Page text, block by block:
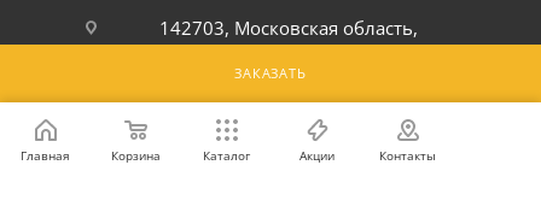
ЗАКАЗАТЬ
142703, Московская область,
Ленинский р-н, г. Видное,
Белокаменное шоссе, 6Ю
ПОДПИСАТЬСЯ НА РАССЫЛКУ
Главная Корзина Каталог Акции Контакты